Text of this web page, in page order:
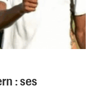
: ses